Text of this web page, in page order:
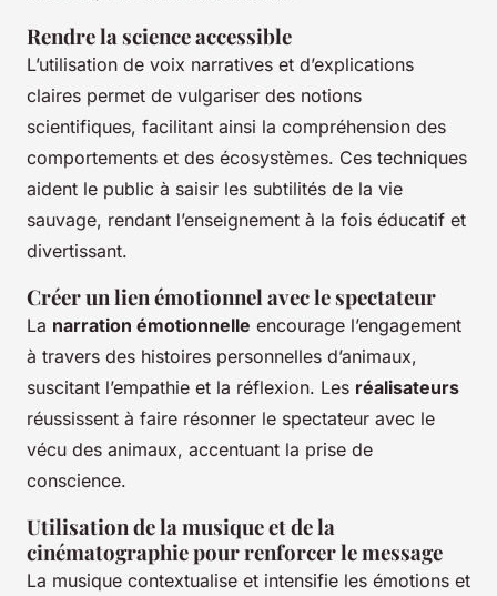
Rendre la science accessible
L’utilisation de voix narratives et d’explications
claires permet de vulgariser des notions
scientifiques, facilitant ainsi la compréhension des
comportements et des écosystèmes. Ces techniques
aident le public à saisir les subtilités de la vie
sauvage, rendant l’enseignement à la fois éducatif et
divertissant.
Créer un lien émotionnel avec le spectateur
La narration émotionnelle encourage l’engagement
à travers des histoires personnelles d’animaux,
suscitant l’empathie et la réflexion. Les réalisateurs
réussissent à faire résonner le spectateur avec le
vécu des animaux, accentuant la prise de
conscience.
Utilisation de la musique et de la
cinématographie pour renforcer le message
La musique contextualise et intensifie les émotions et